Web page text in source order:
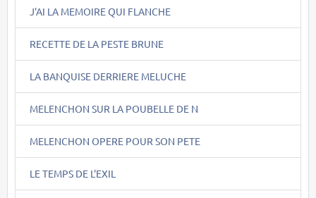
J'AI LA MEMOIRE QUI FLANCHE
RECETTE DE LA PESTE BRUNE
LA BANQUISE DERRIERE MELUCHE
MELENCHON SUR LA POUBELLE DE N
MELENCHON OPERE POUR SON PETE
LE TEMPS DE L'EXIL